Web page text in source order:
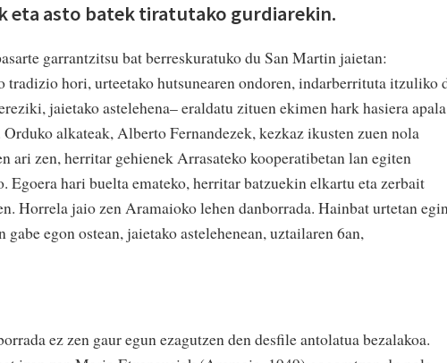
eta asto batek tiratutako gurdiarekin.
garrantzitsu bat berreskuratuko du San Martin jaietan:
tradizio hori, urteetako hutsunearen ondoren, indarberrituta itzuliko
jaietako astelehena– eraldatu zituen ekimen hark hasiera apala
alkateak, Alberto Fernandezek, kezkaz ikusten zuen nola
ari zen, herritar gehienek Arrasateko kooperatibetan lan egiten
Egoera hari buelta emateko, herritar batzuekin elkartu eta zerbait
Horrela jaio zen Aramaioko lehen danborrada. Hainbat urtetan
gabe egon ostean, jaietako astelehenean, uztailaren 6an,
ez zen gaur egun ezagutzen den desfile antolatua bezalakoa.